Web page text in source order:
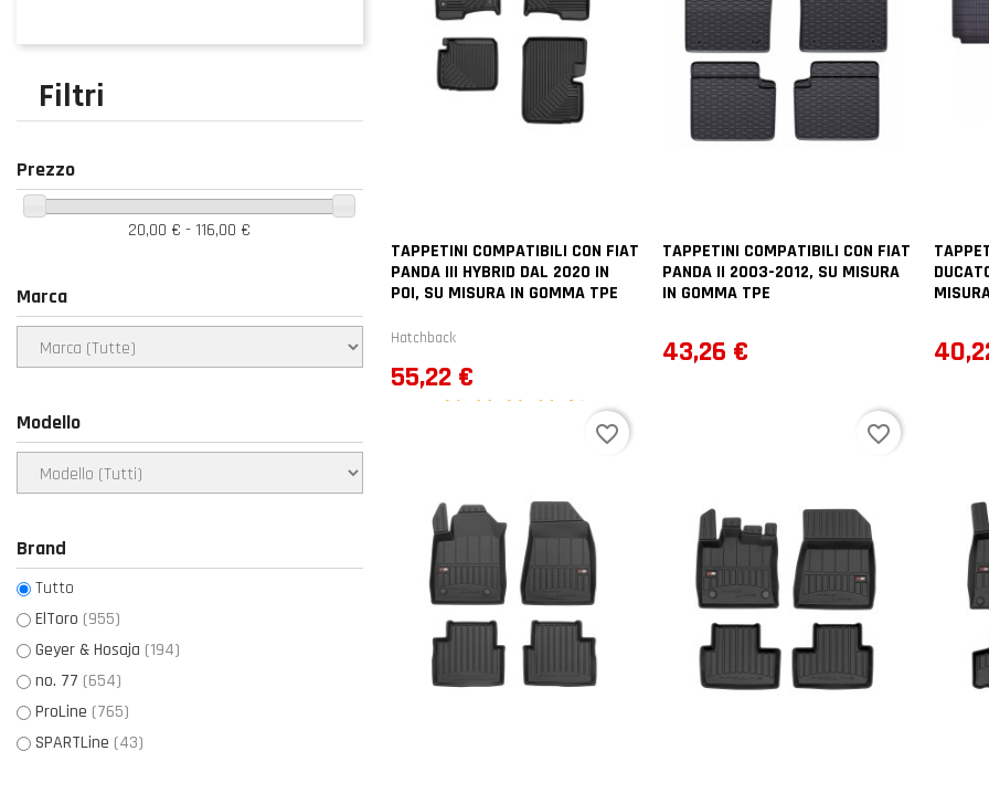
Filtri
Prezzo
20,00 € - 116,00 €
Marca
Modello
Brand
Tutto
ElToro (955)
Geyer & Hosaja (194)
no. 77 (654)
ProLine (765)
SPARTLine (43)
TAPPETINI COMPATIBILI CON FIAT
PANDA III HYBRID DAL 2020 IN
POI, SU MISURA IN GOMMA TPE
Hatchback
Prezzo
55,22 €
TAPPETINI COMPATIBILI CON FIAT
PANDA II 2003-2012, SU MISURA
IN GOMMA TPE
Prezzo
43,26 €
favorite_border favorite_border